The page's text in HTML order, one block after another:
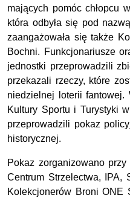
mających pomóc chłopcu
która odbyła się pod
zaangażowała się także
Bochni. Funkcjonariusze
jednostki przeprowadzili
przekazali rzeczy, które
niedzielnej loterii
Kultury Sportu i Turystyki
przeprowadzili pokaz
historycznej.
Pokaz zorganizowano przy
Centrum Strzelectwa,
IPA,
Kolekcjonerów BroniONE